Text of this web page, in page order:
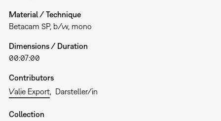
Material / Technique
Betacam SP, b/w, mono
Dimensions / Duration
00:07:00
Contributors
Valie Export
Darsteller/in
Collection